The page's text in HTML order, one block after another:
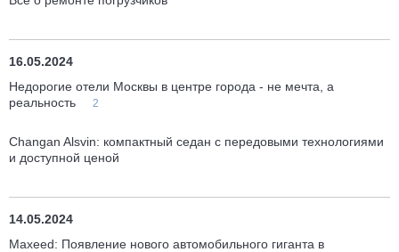
16.05.2024
Недорогие отели Москвы в центре города - не мечта, а
реальность
2
Changan Alsvin: компактный седан с передовыми технологиями
и доступной ценой
14.05.2024
Maxeed: Появление нового автомобильного гиганта в